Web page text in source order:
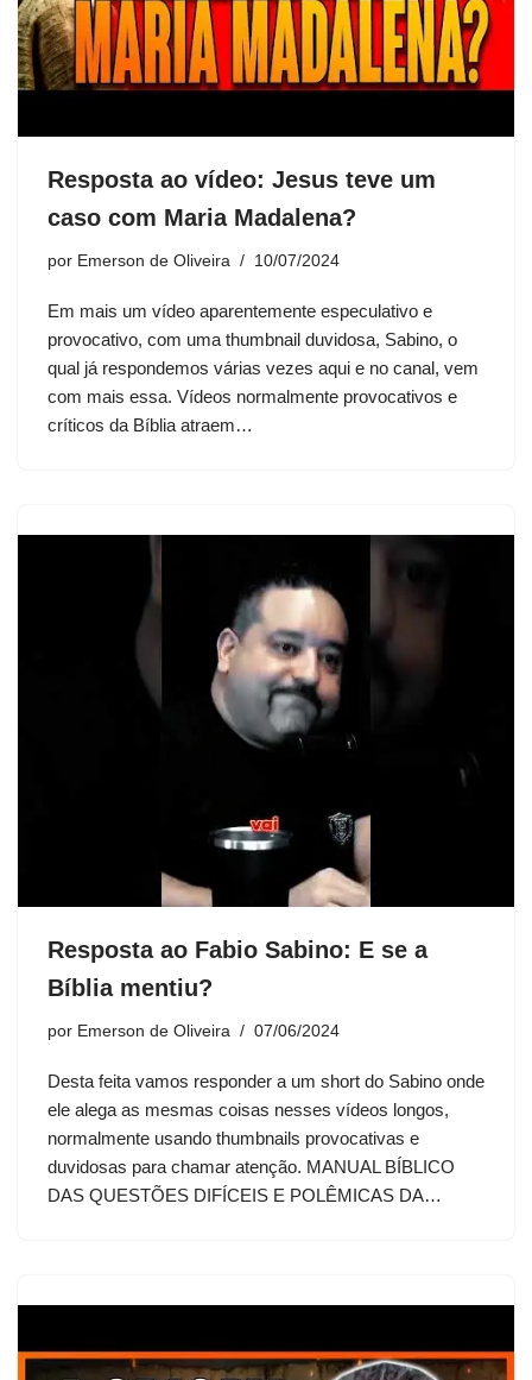
Resposta ao vídeo: Jesus teve um
caso com Maria Madalena?
por Emerson de Oliveira 10/07/2024
Em mais um vídeo aparentemente especulativo e
provocativo, com uma thumbnail duvidosa, Sabino, o
qual já respondemos várias vezes aqui e no canal, vem
com mais essa. Vídeos normalmente provocativos e
críticos da Bíblia atraem…
Resposta ao Fabio Sabino: E se a
Bíblia mentiu?
por Emerson de Oliveira 07/06/2024
Desta feita vamos responder a um short do Sabino onde
ele alega as mesmas coisas nesses vídeos longos,
normalmente usando thumbnails provocativas e
duvidosas para chamar atenção. MANUAL BÍBLICO
DAS QUESTÕES DIFÍCEIS E POLÊMICAS DA…